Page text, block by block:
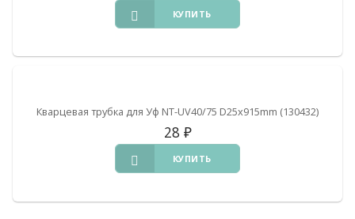
КУПИТЬ
Кварцевая трубка для Уф NT-UV40/75 D25x915mm (130432)
28 ₽
КУПИТЬ